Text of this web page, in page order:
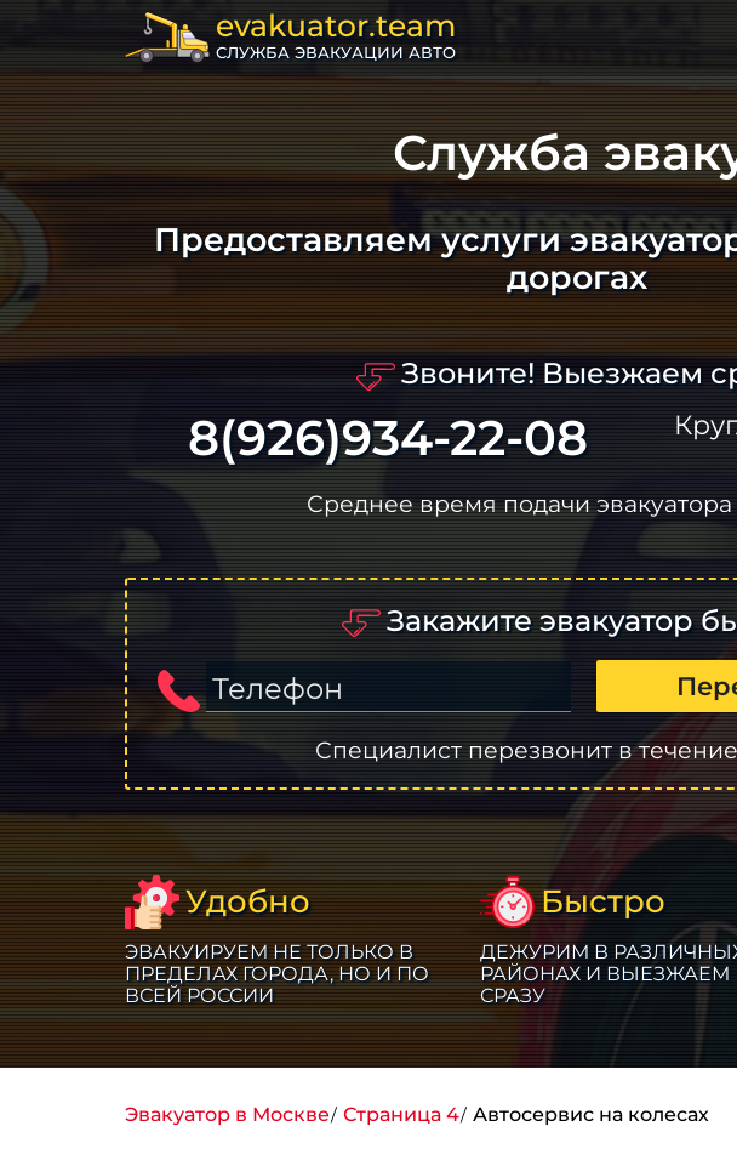
evakuator.team
СЛУЖБА ЭВАКУАЦИИ АВТО
Служба
Предоставляем услуги
дорогах
Звоните! Выезжаем
8(926)934-22-08
Среднее время подачи
Закажите эвакуатор
Телефон
Специалист перезвонит в
Удобно
ЭВАКУИРУЕМ НЕ ТОЛЬКО В
ПРЕДЕЛАХ ГОРОДА, НО И ПО
ВСЕЙ РОССИИ
Быстро
ДЕЖУРИМ В
РАЙОНАХ И ВЫЕЗЖАЕМ
СРАЗУ
Эвакуатор в Москве Страница 4 Автосервис на колесах